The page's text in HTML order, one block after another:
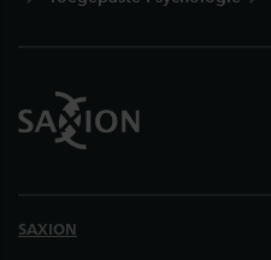
SAXION